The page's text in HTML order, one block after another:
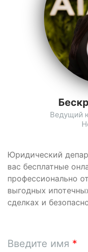
Юридический
вас бесплатные
профессионально
выгодных
сделках и
Введите имя
Ведущий